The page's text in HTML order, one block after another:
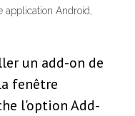
Android,
un add-on de
fenêtre
l'option Add-